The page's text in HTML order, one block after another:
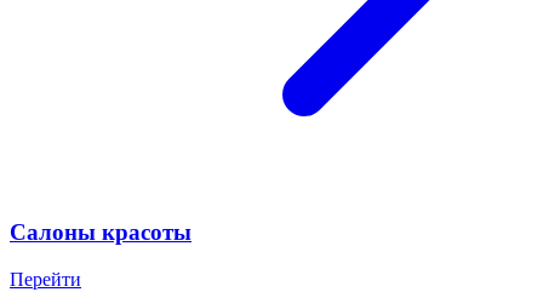
Салоны красоты
Перейти